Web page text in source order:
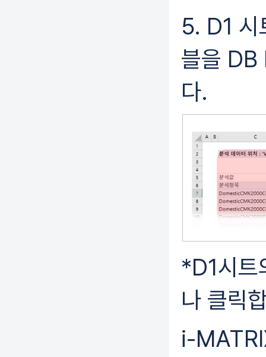
5. D1 시
블을 DB
다.
*D1시트
나 클릭
i-